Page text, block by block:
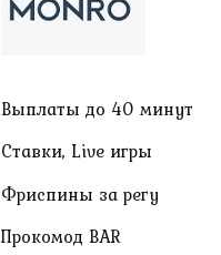
Выплаты до 40 минут
Ставки, Live игры
Фриспины за регу
Прокомод BAR